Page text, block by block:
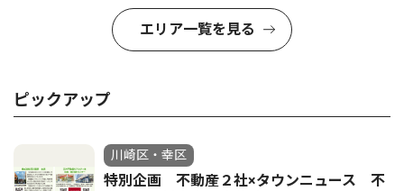
エリア一覧を見る
ピックアップ
川崎区・幸区
特別企画 不動産２社×タウンニュース 不